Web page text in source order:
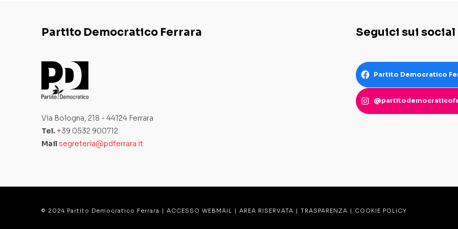
Partito Democratico Ferrara
Via Bologna, 218 - 44124 Ferrara
Tel.+39 0532 900712
Mail segreteria@pdferrara.it
Seguici sui social
Partito Democratico
© 2024 Partito Democratico Ferrara | ACCESSO WEBMAIL | AREA RISERVATA | TRASPARENZA | COOKIE POLICY